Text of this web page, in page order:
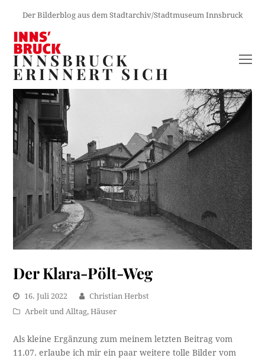
Der Bilderblog aus dem Stadtarchiv/Stadtmuseum Innsbruck
INNSBRUCK
ERINNERT SICH
Der Klara-Pölt-Weg
16. Juli 2022
Christian Herbst
Arbeit und Alltag,Häuser
Als kleine Ergänzung zum meinem letzten Beitrag vom
11.07. erlaube ich mir ein paar weitere tolle Bilder vom